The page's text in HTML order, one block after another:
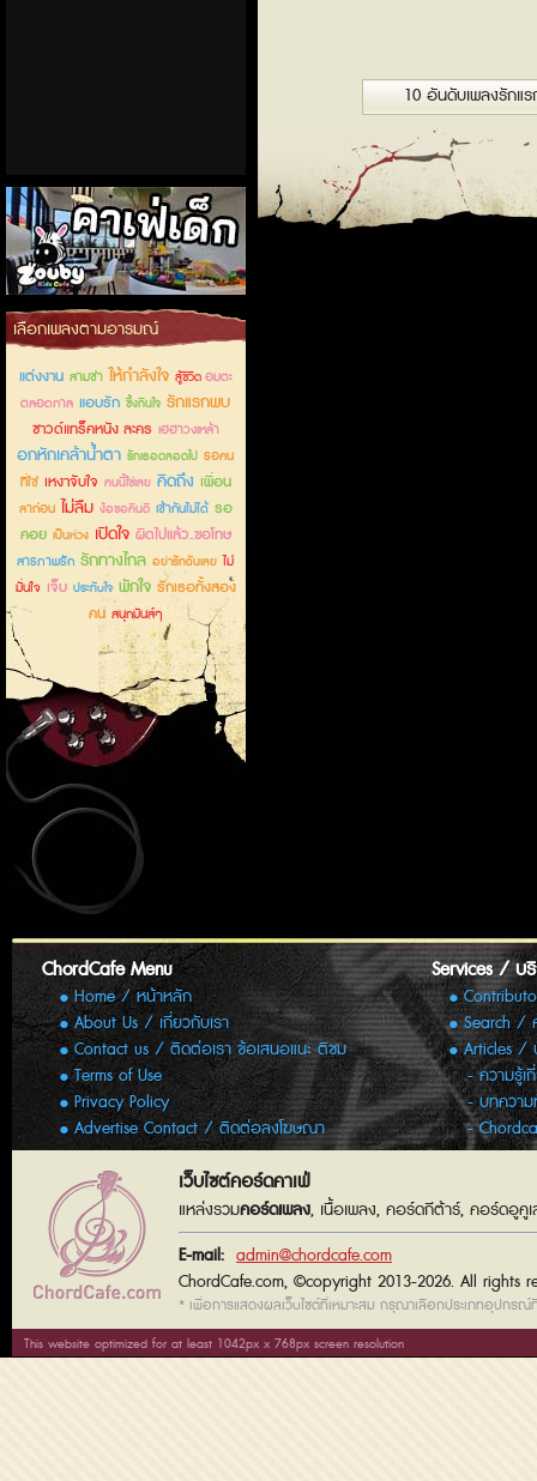
คาเฟ่เด็กลำลูกกา
เลือกเพลงตามอารมณ์
แต่งงาน สามช่า ให้กำลังใจ สู้ชีวิตอมตะ
ตลอดกาล แอบรัก ซึ้งกินใจ รักแรกพบ
ซาวด์แทร็คหนัง ละคร เฮฮาวงเหล้า
อกหักเคล้าน้ำตา รักเธอตลอดไป รอคน
ที่ใช่ เหงาจับใจ คนนี้ใช่เลย คิดถึง เพื่อน
ลาก่อน ไม่ลืม ง้อขอคืนดี เข้ากันไม่ได้ รอ
คอย เป็นห่วง เปิดใจ ผิดไปแล้ว..ขอโทษ
สารภาพรัก รักทางไกล อย่ารักฉันเลย ไม่
มั่นใจ เจ็บ ประทับใจ พักใจ รักเธอทั้งสอง
คน สนุกมันส์ๆ
10 อันดับเพลงรักแ
ChordCafe Menu
Home / หน้าหลัก
About Us / เกี่ยวกับเรา
Contact us / ติดต่อเรา ข้อเสนอแนะ ติชม
Terms of Use
Privacy Policy
Advertise Contact / ติดต่อลงโฆษณา
Services / บ
Search /
Articles /
ความรู้
บทความ
เว็บไซต์คอร์ดคาเฟ่
แหล่งรวมคอร์ดเพลง, เนื้อเพลง, คอร์ดกีต้าร์, คอร์ดอูคู
E-mail: admin@chordcafe.com
ChordCafe.com, ©copyright 2013-2026. All rights
* เพื่อการแสดงผลเว็บไซต์ที่เหมาะสม กรุณาเลือกประเภทอุปกรณ์
This website optimized for at least 1042px x 768px screen resolution